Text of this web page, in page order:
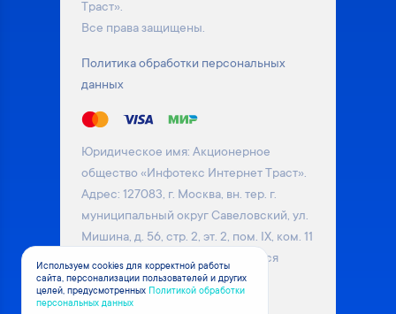
Траст».
Все права защищены.
Политика обработки персональных
данных
Юридическое имя: Акционерное
общество «Инфотекс Интернет Траст».
Адрес: 127083, г. Москва, вн. тер. г.
муниципальный округ Савеловский, ул.
Мишина, д. 56, стр. 2, эт. 2, пом. IX, ком. 11
Информация на сайте не является
публичной офертой. Уточняйте
актуальные цены на товары у
Используем cookies для корректной работы
сайта, персонализации пользователей и других
целей, предусмотренных Политикой обработки
персональных данных